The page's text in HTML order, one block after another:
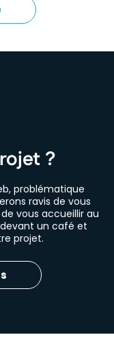
?
problématique
ravis de vous
vous accueillir au
un café et
projet.